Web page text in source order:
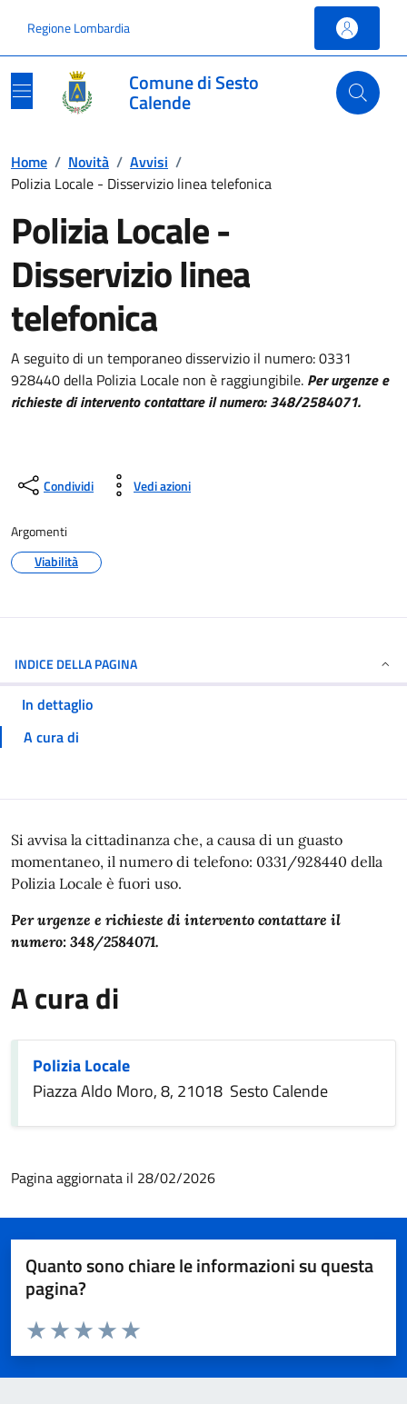
Regione Lombardia
Comune di Sesto
Calende
Home / Novità / Avvisi /
Polizia Locale - Disservizio linea telefonica
Polizia Locale -
Disservizio linea
telefonica
A seguito di un temporaneo disservizio il numero: 0331
928440 della Polizia Locale non è raggiungibile. Per urgenze e
richieste di intervento contattare il numero: 348/2584071.
Condividi Vedi azioni
Argomenti
Viabilità
INDICE DELLA PAGINA
In dettaglio
A cura di
In dettaglio
Si avvisa la cittadinanza che, a causa di un guasto
momentaneo, il numero di telefono: 0331/928440 della
Polizia Locale è fuori uso.
Per urgenze e richieste di intervento contattare il
numero: 348/2584071.
A cura di
Polizia Locale
Piazza Aldo Moro, 8, 21018 Sesto Calende
Pagina aggiornata il 28/02/2026
Quanto sono chiare le informazioni su questa
pagina?
Valuta da 1 a 5 stelle la pagina
Valuta 5 stelle su 5
Valuta 4 stelle su 5
Valuta 3 stelle su 5
Valuta 2 stelle su 5
Valuta 1 stelle su 5